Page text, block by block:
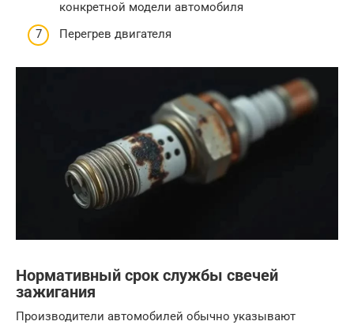
конкретной модели автомобиля
Перегрев двигателя
Нормативный срок службы свечей
зажигания
Производители автомобилей обычно указывают